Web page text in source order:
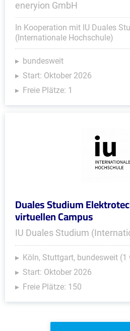
eneryion GmbH
In Kooperation mit IU Duales
(Internationale Hochschule)
bundesweit
Start: Oktober 2026
Freie Plätze: 1
Duales Studium
virtuellen Campus
IU Duales Studium
Köln, Stuttgart, bundesweit (1
Start: Oktober 2026
Freie Plätze: 150